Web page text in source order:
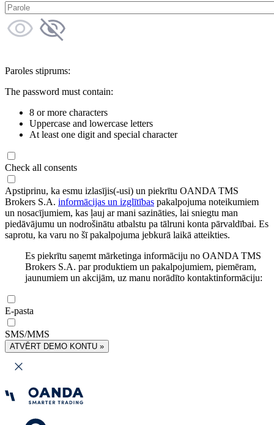
Paroles stiprums:
The password must contain:
8 or more characters
Uppercase and lowercase letters
At least one digit and special character
Check all consents
Apstiprinu, ka esmu izlasījis(-usi) un piekrītu OANDA TMS
Brokers S.A. informācijas un izglītības pakalpojuma noteikumiem
un nosacījumiem, kas ļauj ar mani sazināties, lai sniegtu man
piedāvājumu un nodrošinātu atbalstu pa tālruni konta pārvaldībai. Es
saprotu, ka varu no šī pakalpojuma jebkurā laikā atteikties.
Es piekrītu saņemt mārketinga informāciju no OANDA TMS
Brokers S.A. par produktiem un pakalpojumiem, piemēram,
jaunumiem un akcijām, uz manu norādīto kontaktinformāciju:
E-pasta
SMS/MMS
ATVĒRT DEMO KONTU »